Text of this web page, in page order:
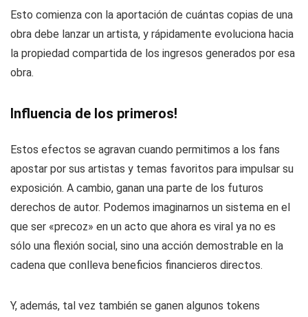
Esto comienza con la aportación de cuántas copias de una
obra debe lanzar un artista, y rápidamente evoluciona hacia
la propiedad compartida de los ingresos generados por esa
obra.
Influencia de los primeros!
Estos efectos se agravan cuando permitimos a los fans
apostar por sus artistas y temas favoritos para impulsar su
exposición. A cambio, ganan una parte de los futuros
derechos de autor. Podemos imaginarnos un sistema en el
que ser «precoz» en un acto que ahora es viral ya no es
sólo una flexión social, sino una acción demostrable en la
cadena que conlleva beneficios financieros directos.
Y, además, tal vez también se ganen algunos tokens